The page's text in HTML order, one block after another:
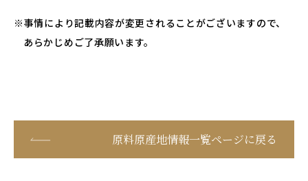
事情により記載内容が変更されることがございますので、
あらかじめご了承願います。
原料原産地情報一覧ページに戻る